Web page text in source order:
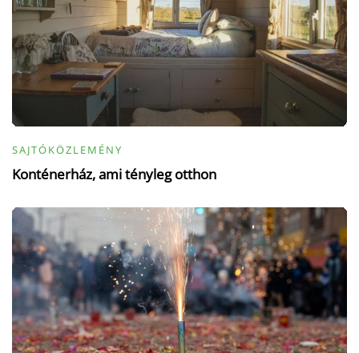
SAJTÓKÖZLEMÉNY
Konténerház, ami tényleg otthon